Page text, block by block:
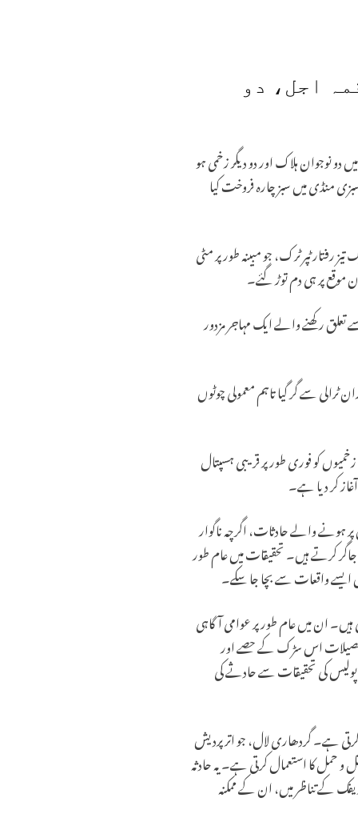
اجل، دو
نوجوان ہلاک اور دو دیگر زخمی ہو
منڈی میں سبز چارہ فروخت کیا
ٹپر ٹرک، جو مبینہ طور پر مٹی
موقع پر ہی دم توڑ گئے۔
اتر پردیش سے تعلق رکھنے والے ایک مہاجر مزدور
ٹرالی سے گر گیا تاہم معمولی چوٹوں
کو فوری طور پر قریبی ہسپتال
کر دیا ہے۔
ہونے والے حادثات، اگرچہ ناگوار
کرتے ہیں۔ تحقیقات میں عام طور
ایسے واقعات سے بچا جا سکے۔
ان میں عام طور پر عوامی آگاہی
تفصیلات اس سڑک کے حصے اور
کی تحقیقات سے حادثے کی
ہے۔ گردھاری لال، جو اتر پردیش
و حمل کا استعمال کرتی ہے۔ یہ حادثہ
کے تناظر میں، ان کے ممکنہ